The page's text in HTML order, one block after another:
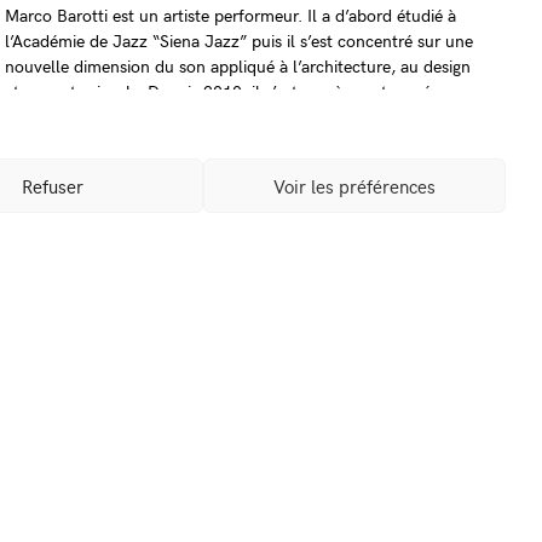
Refuser Voir les préférences
Marco Barotti est un artiste performeur. Il a d’abord étudié à
l’Académie de Jazz “Siena Jazz” puis il s’est concentré sur une
nouvelle dimension du son appliqué à l’architecture, au design
et aux arts visuels. Depuis 2010, il s’est peu à peu tourné vers
collaborations ont créées. Il a ainsi étendu son champ musical,